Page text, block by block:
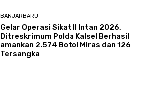
BANJARBARU
Gelar Operasi Sikat II Intan 2026,
Ditreskrimum Polda Kalsel Berhasil
amankan 2.574 Botol Miras dan 126
Tersangka